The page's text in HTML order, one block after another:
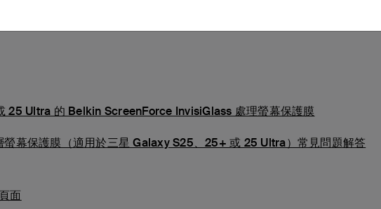
25 Ultra 的 Belkin ScreenForce InvisiGlass 處理螢幕保護膜
幕保護膜（適用於三星 Galaxy S25、25+ 或 25 Ultra）常見問題解答
面